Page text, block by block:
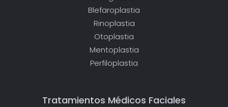
Blefaroplastia
Rinoplastia
Otoplastia
Mentoplastia
Perfiloplastia
Tratamientos Médicos Faciales